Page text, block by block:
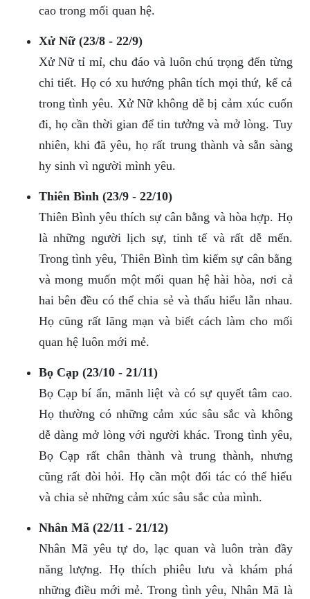
cao trong mối quan hệ.
Xử Nữ (23/8 - 22/9)
Xử Nữ tỉ mỉ, chu đáo và luôn chú trọng đến từng
chi tiết. Họ có xu hướng phân tích mọi thứ, kể cả
trong tình yêu. Xử Nữ không dễ bị cảm xúc cuốn
đi, họ cần thời gian để tin tưởng và mở lòng. Tuy
nhiên, khi đã yêu, họ rất trung thành và sẵn sàng
hy sinh vì người mình yêu.
Thiên Bình (23/9 - 22/10)
Thiên Bình yêu thích sự cân bằng và hòa hợp. Họ
là những người lịch sự, tinh tế và rất dễ mến.
Trong tình yêu, Thiên Bình tìm kiếm sự cân bằng
và mong muốn một mối quan hệ hài hòa, nơi cả
hai bên đều có thể chia sẻ và thấu hiểu lẫn nhau.
Họ cũng rất lãng mạn và biết cách làm cho mối
quan hệ luôn mới mẻ.
Bọ Cạp (23/10 - 21/11)
Bọ Cạp bí ẩn, mãnh liệt và có sự quyết tâm cao.
Họ thường có những cảm xúc sâu sắc và không
dễ dàng mở lòng với người khác. Trong tình yêu,
Bọ Cạp rất chân thành và trung thành, nhưng
cũng rất đòi hỏi. Họ cần một đối tác có thể hiểu
và chia sẻ những cảm xúc sâu sắc của mình.
Nhân Mã (22/11 - 21/12)
Nhân Mã yêu tự do, lạc quan và luôn tràn đầy
năng lượng. Họ thích phiêu lưu và khám phá
những điều mới mẻ. Trong tình yêu, Nhân Mã là